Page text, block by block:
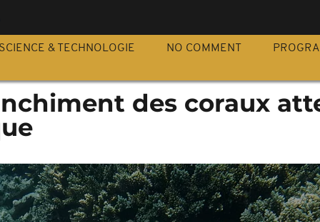
SCIENCE & TECHNOLOGIE NO COMMENT
des coraux